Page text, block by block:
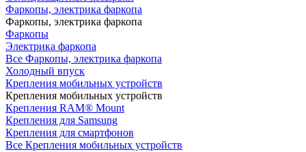
Фаркопы, электрика фаркопа
Фаркопы, электрика фаркопа
Фаркопы
Электрика фаркопа
Все Фаркопы, электрика фаркопа
Холодный впуск
Крепления мобильных устройств
Крепления мобильных устройств
Крепления RAM® Mount
Крепления для Samsung
Крепления для смартфонов
Все Крепления мобильных устройств